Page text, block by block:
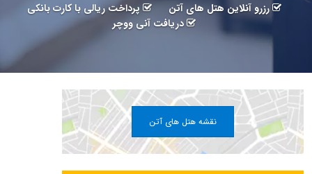
رزرو آنلاین هتل های آتن
پرداخت ریالی با کارت بانکی
دریافت آنی ووچر
نقشه هتل های آتن